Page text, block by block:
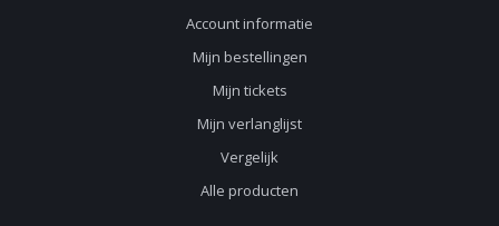
Account informatie
Mijn bestellingen
Mijn tickets
Mijn verlanglijst
Vergelijk
Alle producten